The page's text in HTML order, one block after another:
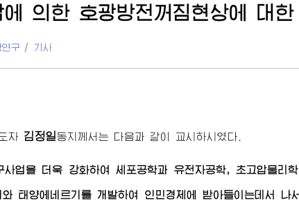
에 의한 호광방전꺼짐현상에 대
연구 / 기사
자 김정일동지 께서는 다음과 같이 교시하시였다.
사업을 더욱 강화하여 세포공학과 유전자공학, 초고압물리
와 태양에네르기를 개발하여 인민경제에 받아들이는데서 나